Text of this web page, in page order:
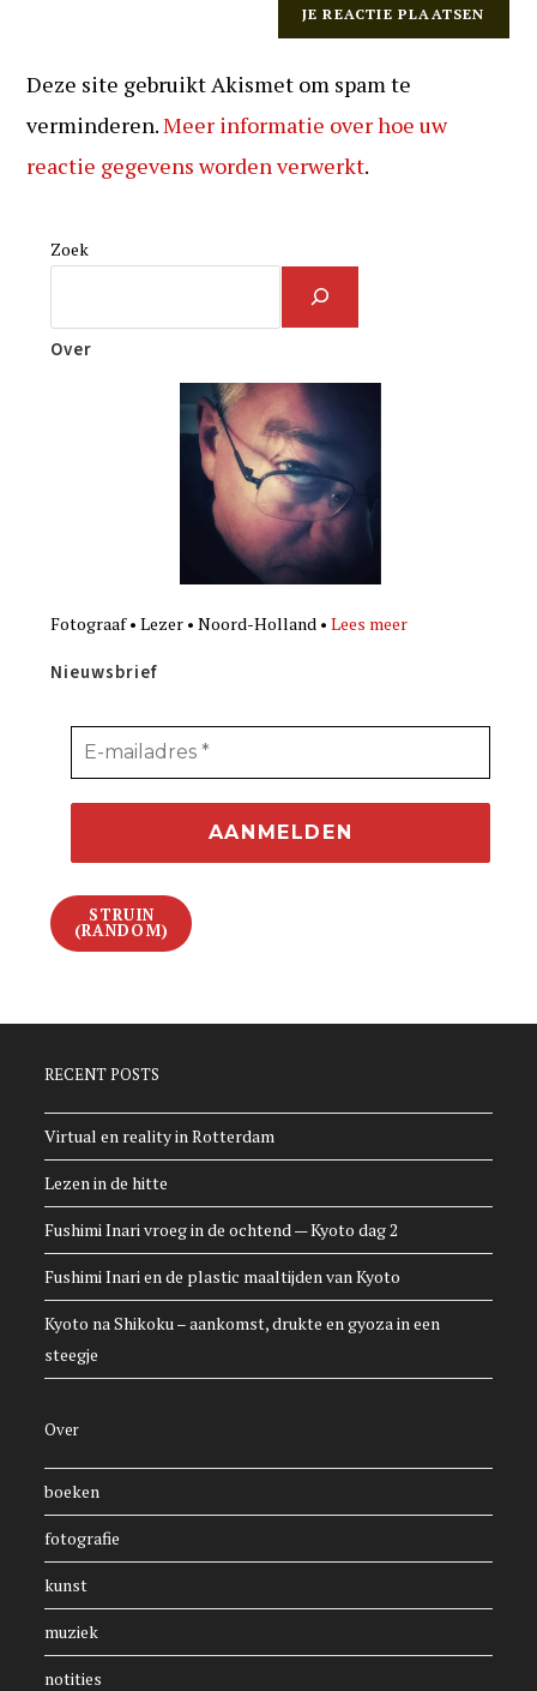
Deze site gebruikt Akismet om spam te
verminderen.Meer informatie over hoe uw
reactie gegevens worden verwerkt.
Zoek
Over
Fotograaf • Lezer • Noord-Holland •Lees meer
Nieuwsbrief
STRUIN
(RANDOM)
RECENT POSTS
Virtual en reality in Rotterdam
Lezen in de hitte
Fushimi Inari vroeg in de ochtend — Kyoto dag 2
Fushimi Inari en de plastic maaltijden van Kyoto
Kyoto na Shikoku – aankomst, drukte en gyoza in een
steegje
Over
boeken
fotografie
kunst
muziek
notities